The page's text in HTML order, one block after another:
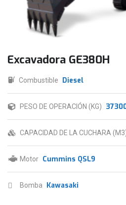
Excavadora GE380H
Combustible Diesel
PESO DE OPERACIÓN (KG)
CAPACIDAD DE LA CUCHARA
Motor Cummins QSL9
Bomba Kawasaki